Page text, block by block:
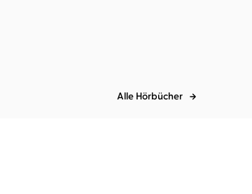
Alle Hörbücher